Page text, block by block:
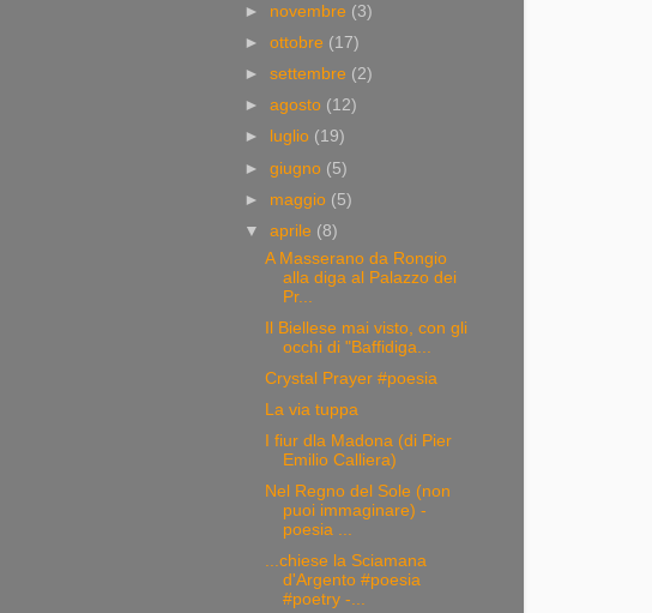
► novembre (3)
►ottobre (17)
►settembre (2)
►agosto (12)
►
luglio (19)
►giugno (5)
► maggio (5)
▼aprile (8)
A Masserano da Rongio
alla diga al Palazzo dei
Pr...
Il Biellese mai visto, con gli
occhi di "Baffidiga...
Crystal Prayer #poesia
La via tuppa
I fiur dla Madona (di Pier
Emilio Calliera)
Nel Regno del Sole (non
puoi immaginare) -
poesia ...
...chiese la Sciamana
d'Argento #poesia
#poetry -...